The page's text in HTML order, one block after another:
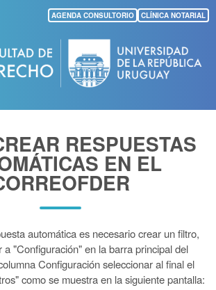
Pasar
al
contenido
principal
AGENDA CONSULTORIO CLÍNICA NOTARIAL
RESPUESTAS
EN EL
automática es necesario crear un filtro,
a "Configuración" en la barra principal del
Configuración seleccionar al final el
como se muestra en la siguiente pantalla: